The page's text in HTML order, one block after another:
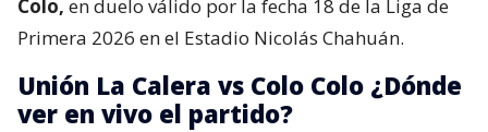
Colo, en duelo válido por la fecha 18 de la Liga de
Primera 2026 en el Estadio Nicolás Chahuán.
Unión La Calera vs Colo Colo ¿Dónde
ver en vivo el partido?